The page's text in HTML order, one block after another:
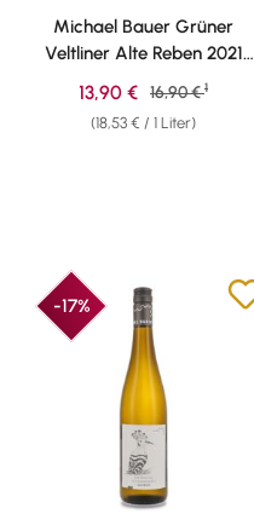
Michael Bauer Grüner
Veltliner Alte Reben 2021
13,5% vol. 0,75l
(18,53 € / 1 Liter)
Verkaufspreis:
13,90 € Regulärer Preis:
16,90 € 1
-17%